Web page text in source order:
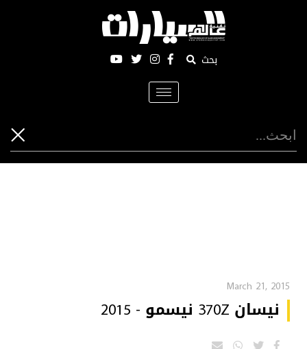
بحث
Toggle
navigation
March 21, 2015
نيسان 370Z نيسمو - 2015